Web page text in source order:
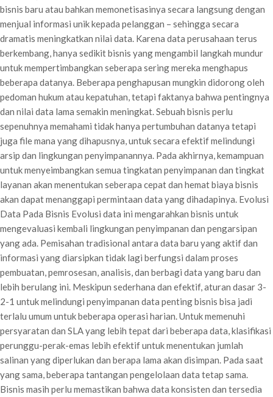
bisnis baru atau bahkan memonetisasinya secara langsung dengan
menjual informasi unik kepada pelanggan – sehingga secara
dramatis meningkatkan nilai data. Karena data perusahaan terus
berkembang, hanya sedikit bisnis yang mengambil langkah mundur
untuk mempertimbangkan seberapa sering mereka menghapus
beberapa datanya. Beberapa penghapusan mungkin didorong oleh
pedoman hukum atau kepatuhan, tetapi faktanya bahwa pentingnya
dan nilai data lama semakin meningkat. Sebuah bisnis perlu
sepenuhnya memahami tidak hanya pertumbuhan datanya tetapi
juga file mana yang dihapusnya, untuk secara efektif melindungi
arsip dan lingkungan penyimpanannya. Pada akhirnya, kemampuan
untuk menyeimbangkan semua tingkatan penyimpanan dan tingkat
layanan akan menentukan seberapa cepat dan hemat biaya bisnis
akan dapat menanggapi permintaan data yang dihadapinya. Evolusi
Data Pada Bisnis Evolusi data ini mengarahkan bisnis untuk
mengevaluasi kembali lingkungan penyimpanan dan pengarsipan
yang ada. Pemisahan tradisional antara data baru yang aktif dan
informasi yang diarsipkan tidak lagi berfungsi dalam proses
pembuatan, pemrosesan, analisis, dan berbagi data yang baru dan
lebih berulang ini. Meskipun sederhana dan efektif, aturan dasar 3-
2-1 untuk melindungi penyimpanan data penting bisnis bisa jadi
terlalu umum untuk beberapa operasi harian. Untuk memenuhi
persyaratan dan SLA yang lebih tepat dari beberapa data, klasifikasi
perunggu-perak-emas lebih efektif untuk menentukan jumlah
salinan yang diperlukan dan berapa lama akan disimpan. Pada saat
yang sama, beberapa tantangan pengelolaan data tetap sama.
Bisnis masih perlu memastikan bahwa data konsisten dan tersedia